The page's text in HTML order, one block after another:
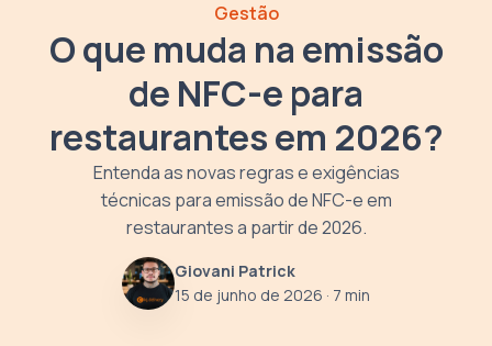
Gestão
O que muda na emissão
de NFC-e para
restaurantes em 2026?
Entenda as novas regras e exigências
técnicas para emissão de NFC-e em
restaurantes a partir de 2026.
Giovani Patrick
15 de junho de 2026 · 7 min